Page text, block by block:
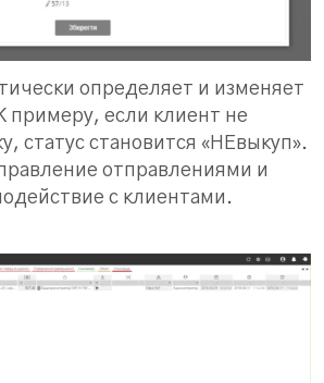
определяет и изменяет
примеру, если клиент не
статус становится «НЕвыкуп».
отправлениями и
с клиентами.